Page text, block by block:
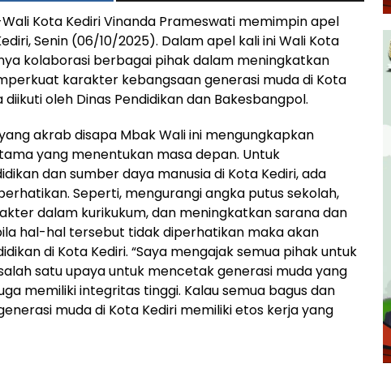
Kota Kediri Vinanda Prameswati memimpin apel
Senin (06/10/2025). Dalam apel kali ini Wali Kota
kolaborasi berbagai pihak dalam meningkatkan
karakter kebangsaan generasi muda di Kota
oleh Dinas Pendidikan dan Bakesbangpol.
akrab disapa Mbak Wali ini mengungkapkan
yang menentukan masa depan. Untuk
dan sumber daya manusia di Kota Kediri, ada
Seperti, mengurangi angka putus sekolah,
dalam kurikukum, dan meningkatkan sarana dan
hal-hal tersebut tidak diperhatikan maka akan
di Kota Kediri. “Saya mengajak semua pihak untuk
satu upaya untuk mencetak generasi muda yang
memiliki integritas tinggi. Kalau semua bagus dan
muda di Kota Kediri memiliki etos kerja yang